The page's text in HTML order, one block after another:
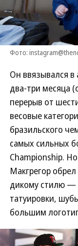
Фото:
Он ввязывался
два-три месяца
перерыв от
весовые
бразильского
самых сильных
Championship.
Макгрегор
дикому стилю —
татуировки,
большим